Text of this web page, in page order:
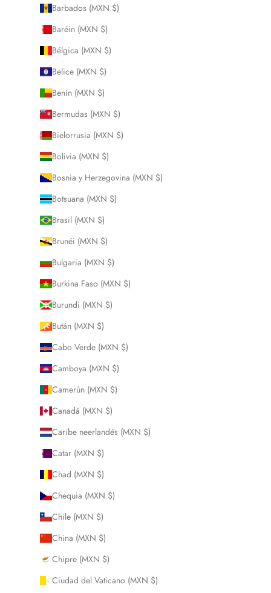
Barbados (MXN $)
Baréin (MXN $)
Bélgica (MXN $)
Belice (MXN $)
Benín (MXN $)
Bermudas (MXN $)
Bielorrusia (MXN $)
Bolivia (MXN $)
Bosnia y Herzegovina (MXN $)
Botsuana (MXN $)
Brasil (MXN $)
Brunéi (MXN $)
Bulgaria (MXN $)
Burkina Faso (MXN $)
Burundi (MXN $)
Bután (MXN $)
Cabo Verde (MXN $)
Camboya (MXN $)
Camerún (MXN $)
Canadá (MXN $)
Caribe neerlandés (MXN $)
Catar (MXN $)
Chad (MXN $)
Chequia (MXN $)
Chile (MXN $)
China (MXN $)
Chipre (MXN $)
Ciudad del Vaticano (MXN $)